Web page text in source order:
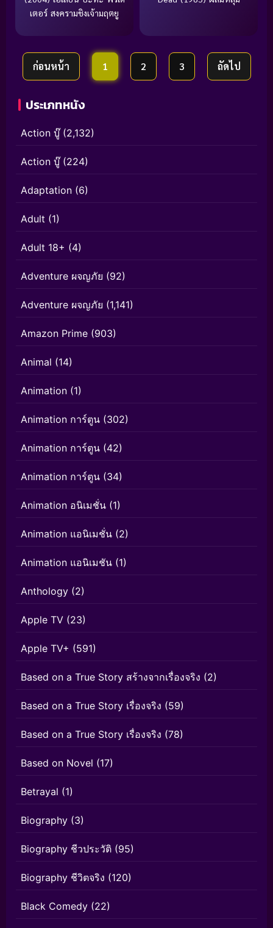
เตอร์ สงครามชิงเจ้ามฤตยู
ก่อนหน้า 1 2 3 ถัดไป
ประเภทหนัง
Action บู๊(2,132)
Action บู๊(224)
Adaptation (6)
Adult (1)
Adult 18+ (4)
Adventure ผจญภัย (92)
Adventure ผจญภัย (1,141)
Amazon Prime (903)
Animal (14)
Animation (1)
Animation การ์ตูน (302)
Animation การ์ตูน (42)
Animation การ์ตูน (34)
Animation อนิเมชั่น (1)
Animation แอนิเมชั่น (2)
Animation แอนิเมชัน (1)
Anthology (2)
Apple TV (23)
Apple TV+ (591)
Based on a True Story สร้างจากเรื่องจริง (2)
Based on a True Story เรื่องจริง (59)
Based on a True Story เรื่องจริง (78)
Based on Novel (17)
Betrayal (1)
Biography (3)
Biography ชีวประวัติ (95)
Biography ชีวิตจริง (120)
Black Comedy (22)